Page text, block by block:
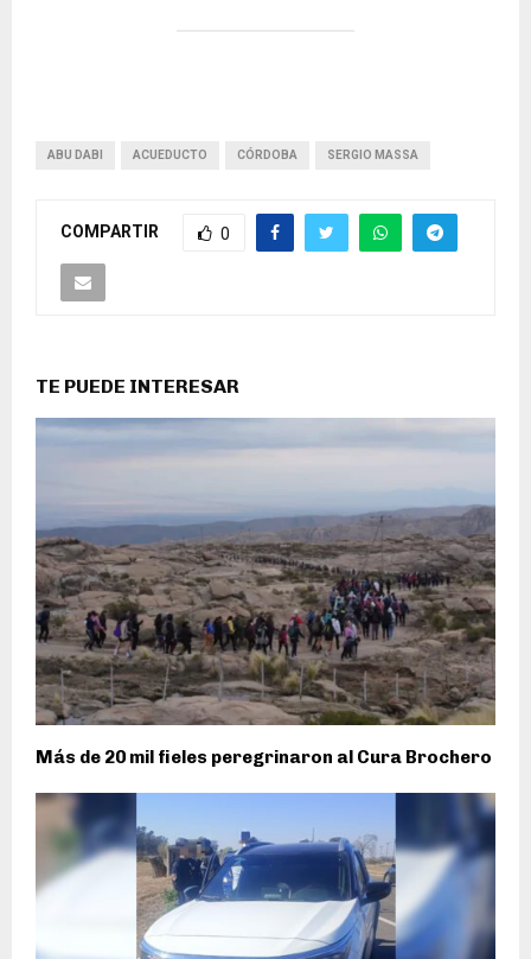
ABU DABI ACUEDUCTO CÓRDOBA SERGIO MASSA
COMPARTIR 0
TE PUEDE INTERESAR
Más de 20 mil fieles peregrinaron al Cura Brochero